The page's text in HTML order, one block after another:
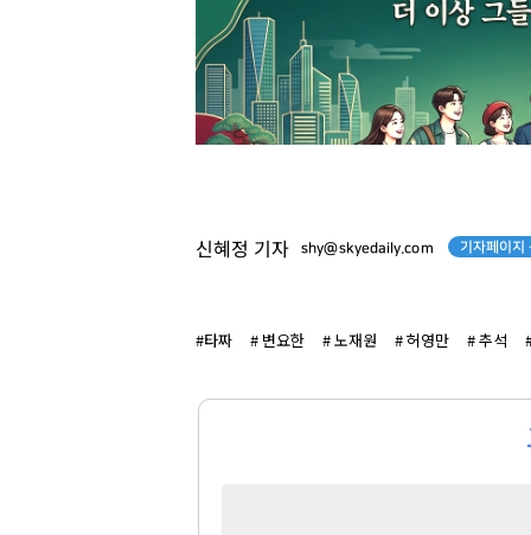
신혜정 기자 shy@skyedaily.com 기자페이지
#타짜 # 변요한 # 노재원 # 허영만 # 추석